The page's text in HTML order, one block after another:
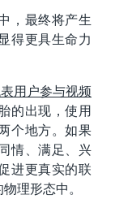
，最终将产生
得更具生命力
用户参与视频
的出现，使用
个地方。如果
情、满足、兴
进更真实的联
理形态中。